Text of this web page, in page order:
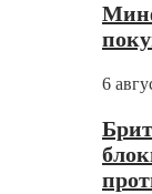
6